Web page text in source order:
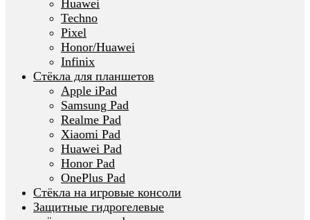
Huawei
Techno
Pixel
Honor/Huawei
Infinix
Стёкла для планшетов
Apple iPad
Samsung Pad
Realme Pad
Xiaomi Pad
Huawei Pad
Honor Pad
OnePlus Pad
Стёкла на игровые консоли
Защитные гидрогелевые